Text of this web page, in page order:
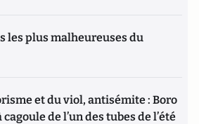
les plus malheureuses du
et du viol, antisémite : Boro
de l’un des tubes de l’été